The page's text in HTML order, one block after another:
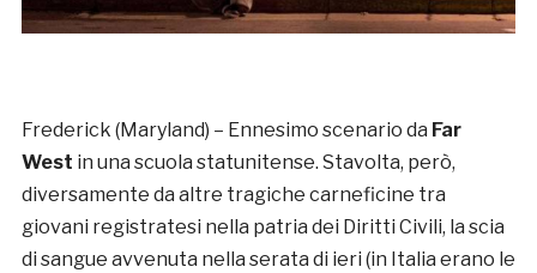
Frederick (Maryland) – Ennesimo scenario da Far
West in una scuola statunitense. Stavolta, però,
diversamente da altre tragiche carneficine tra
giovani registratesi nella patria dei Diritti Civili, la scia
di sangue avvenuta nella serata di ieri (in Italia erano le